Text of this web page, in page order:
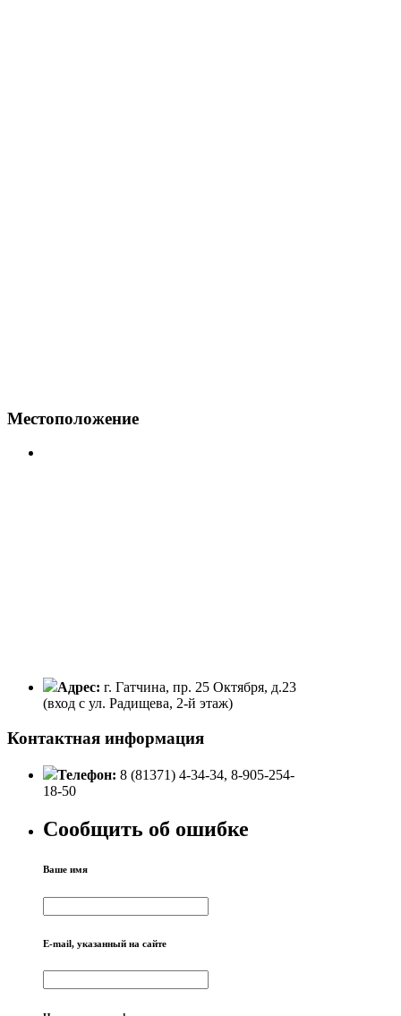
Местоположение
Адрес: г. Гатчина, пр. 25 Октября, д.23
(вход с ул. Радищева, 2-й этаж)
Контактная информация
Телефон: 8 (81371) 4-34-34, 8-905-254-
18-50
Сообщить об ошибке
Ваше имя
E-mail, указанный на сайте